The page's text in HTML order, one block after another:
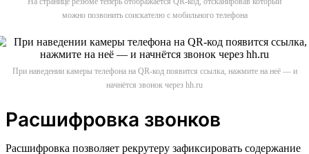
можно позвонить соискателю с мобильного телефона
При наведении камеры телефона на QR-код появится ссылка, нажмите на неё — и
начнётся звонок через hh.ru
Расшифровка звонков
Расшифровка позволяет рекрутеру зафиксировать содержание